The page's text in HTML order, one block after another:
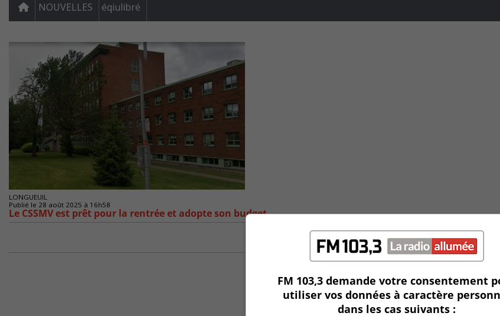
NOUVELLES éqiulibré
LONGUEUIL
Publié le 28 août 2025 à 16h58
Le CSSMV est prêt pour la rentrée et adopte son budget
FM 103,3 demande votre consentement
utiliser vos données à caractère
dans les cas suivants :